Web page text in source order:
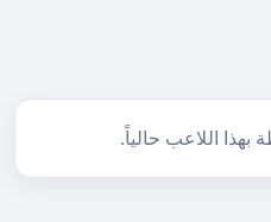
بهذا اللاعب حالياً.